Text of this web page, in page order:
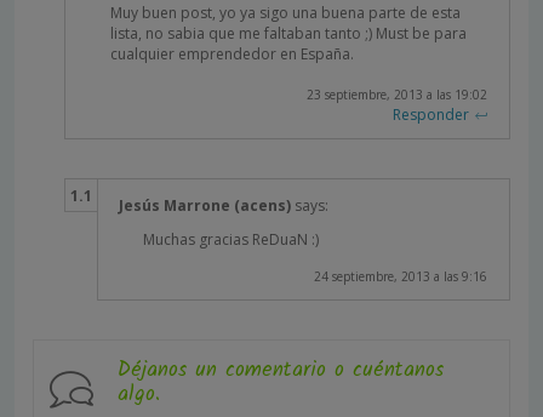
23 septiembre, 2013 a las 19:02
Muy buen post, yo ya sigo una buena parte de esta
lista, no sabia que me faltaban tanto ;) Must be para
cualquier emprendedor en España.
Responder
Jesús Marrone (acens) says:
24 septiembre, 2013 a las 9:16
Muchas gracias ReDuaN :)
Déjanos un comentario o cuéntanos
algo.